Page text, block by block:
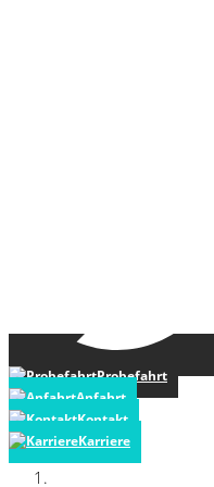
Probefahrt
Anfahrt
Kontakt
Karriere